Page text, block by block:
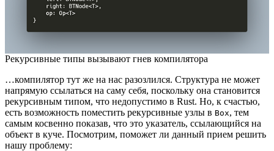
Рекурсивные типы вызывают гнев компилятора
…компилятор тут же на нас разозлился. Структура не может
напрямую ссылаться на саму себя, поскольку она становится
рекурсивным типом, что недопустимо в Rust. Но, к счастью,
есть возможность поместить рекурсивные узлы в Box, тем
самым косвенно показав, что это указатель, ссылающийся на
объект в куче. Посмотрим, поможет ли данный прием решить
нашу проблему: